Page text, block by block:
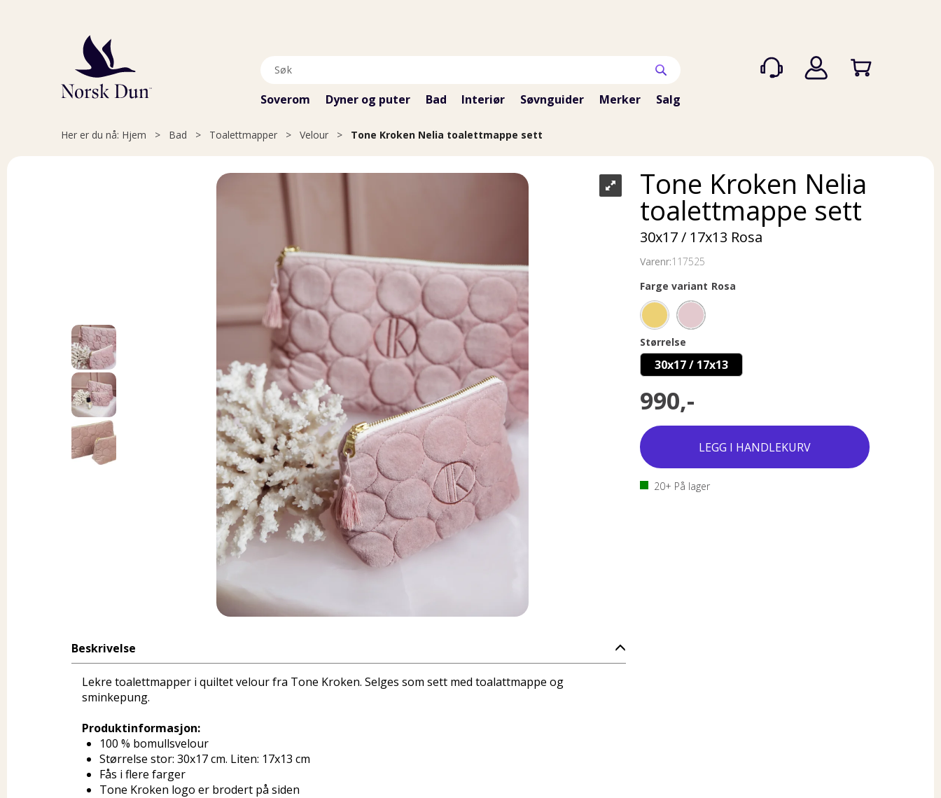
Soverom Dyner og puter Bad Interiør Søvnguider Merker Salg
Her er du nå: Hjem > Bad > Toalettmapper > Velour > Tone Kroken Nelia toalettmappe sett
Tone Kroken Nelia
toalettmappe sett
30x17 / 17x13 Rosa
Varenr:117525
Farge variant Rosa
Størrelse
30x17 / 17x13
990,-
20+ På lager
Beskrivelse
Lekre toalettmapper i quiltet velour fra Tone Kroken. Selges som sett med toalattmappe og
sminkepung.
Produktinformasjon:
100 % bomullsvelour
Størrelse stor: 30x17 cm. Liten: 17x13 cm
Fås i flere farger
Tone Kroken logo er brodert på siden